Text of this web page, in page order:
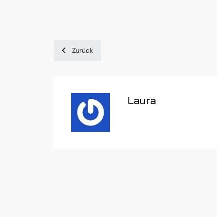
Vorheriger Beitrag: Lotte Groß erreicht siebten
Zurück
Laura